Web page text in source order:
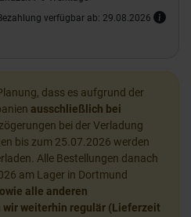
verfügbar ab: 29.08.2026
dass es aufgrund der
ausschließlich bei
bei der Verladung
bis zum 25.07.2026 werden
Alle Bestellungen danach
am Lager in Dortmund
alle anderen
wir weiterhin regulär (Lieferzeit